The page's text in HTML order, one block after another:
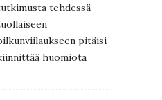
tehdessä
pitäisi
huomiota